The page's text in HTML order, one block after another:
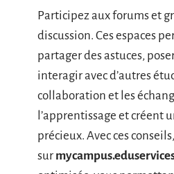
Participez aux forums et
discussion. Ces espaces
partager des astuces,
interagir avec d’autres
collaboration et les
l’apprentissage et créent
précieux. Avec ces
sur